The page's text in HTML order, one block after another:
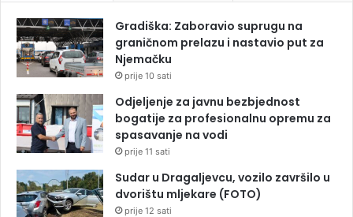
Gradiška: Zaboravio suprugu na
graničnom prelazu i nastavio put za
Njemačku
prije 10 sati
Odjeljenje za javnu bezbjednost
bogatije za profesionalnu opremu za
spasavanje na vodi
prije 11 sati
Sudar u Dragaljevcu, vozilo završilo u
dvorištu mljekare (FOTO)
prije 12 sati